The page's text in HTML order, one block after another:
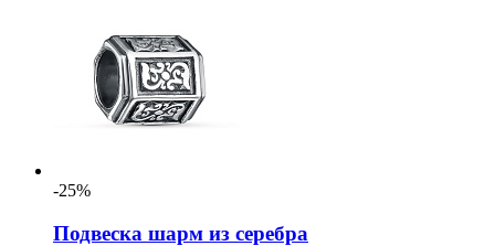
-25%
Подвеска шарм из серебра